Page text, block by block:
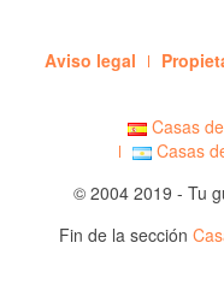
Aviso legal
Casas
Casas
© 2004 2019 - Tu
Fin de la sección